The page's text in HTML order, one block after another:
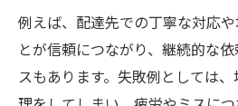
例えば、配達先での丁寧な対応
とが信頼につながり、継続的な
スもあります。失敗例としては